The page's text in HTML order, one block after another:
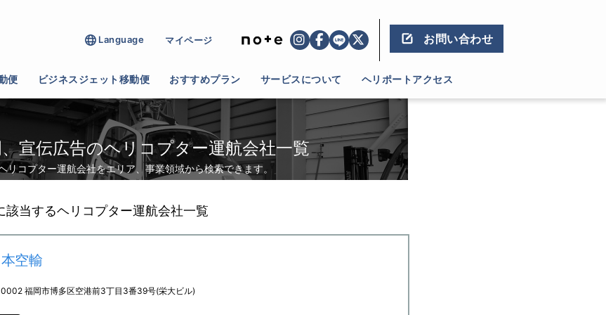
Language マイページ お問い合わせ
便 ビジネスジェット移動便 おすすめプラン サービスについて ヘリポートアクセス
宣伝広告のヘリコプター運航会社一覧
リコプター運航会社をエリア、事業領域から検索できます。
該当するヘリコプター運航会社一覧
空輸
福岡市博多区空港前3丁目3番39号(栄大ビル)